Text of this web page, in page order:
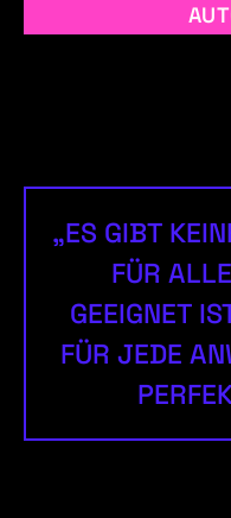
„ES GIBT
FÜR
GEEIGNET
FÜR JEDE